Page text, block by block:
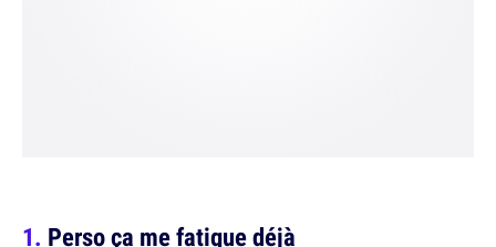
Perso ça me fatigue déjà